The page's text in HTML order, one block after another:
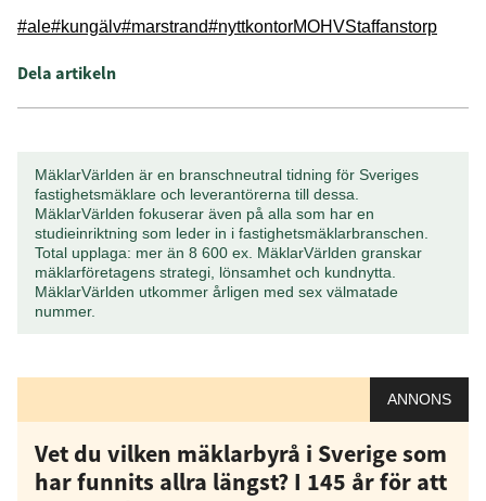
#ale#kungälv#marstrand#nyttkontorMOHVStaffanstorp
Dela artikeln
MäklarVärlden är en branschneutral tidning för Sveriges
fastighetsmäklare och leverantörerna till dessa.
MäklarVärlden fokuserar även på alla som har en
studieinriktning som leder in i fastighetsmäklarbranschen.
Total upplaga: mer än 8 600 ex. MäklarVärlden granskar
mäklarföretagens strategi, lönsamhet och kundnytta.
MäklarVärlden utkommer årligen med sex välmatade
nummer.
ANNONS
Vet du vilken mäklarbyrå i Sverige som
har funnits allra längst? I 145 år för att